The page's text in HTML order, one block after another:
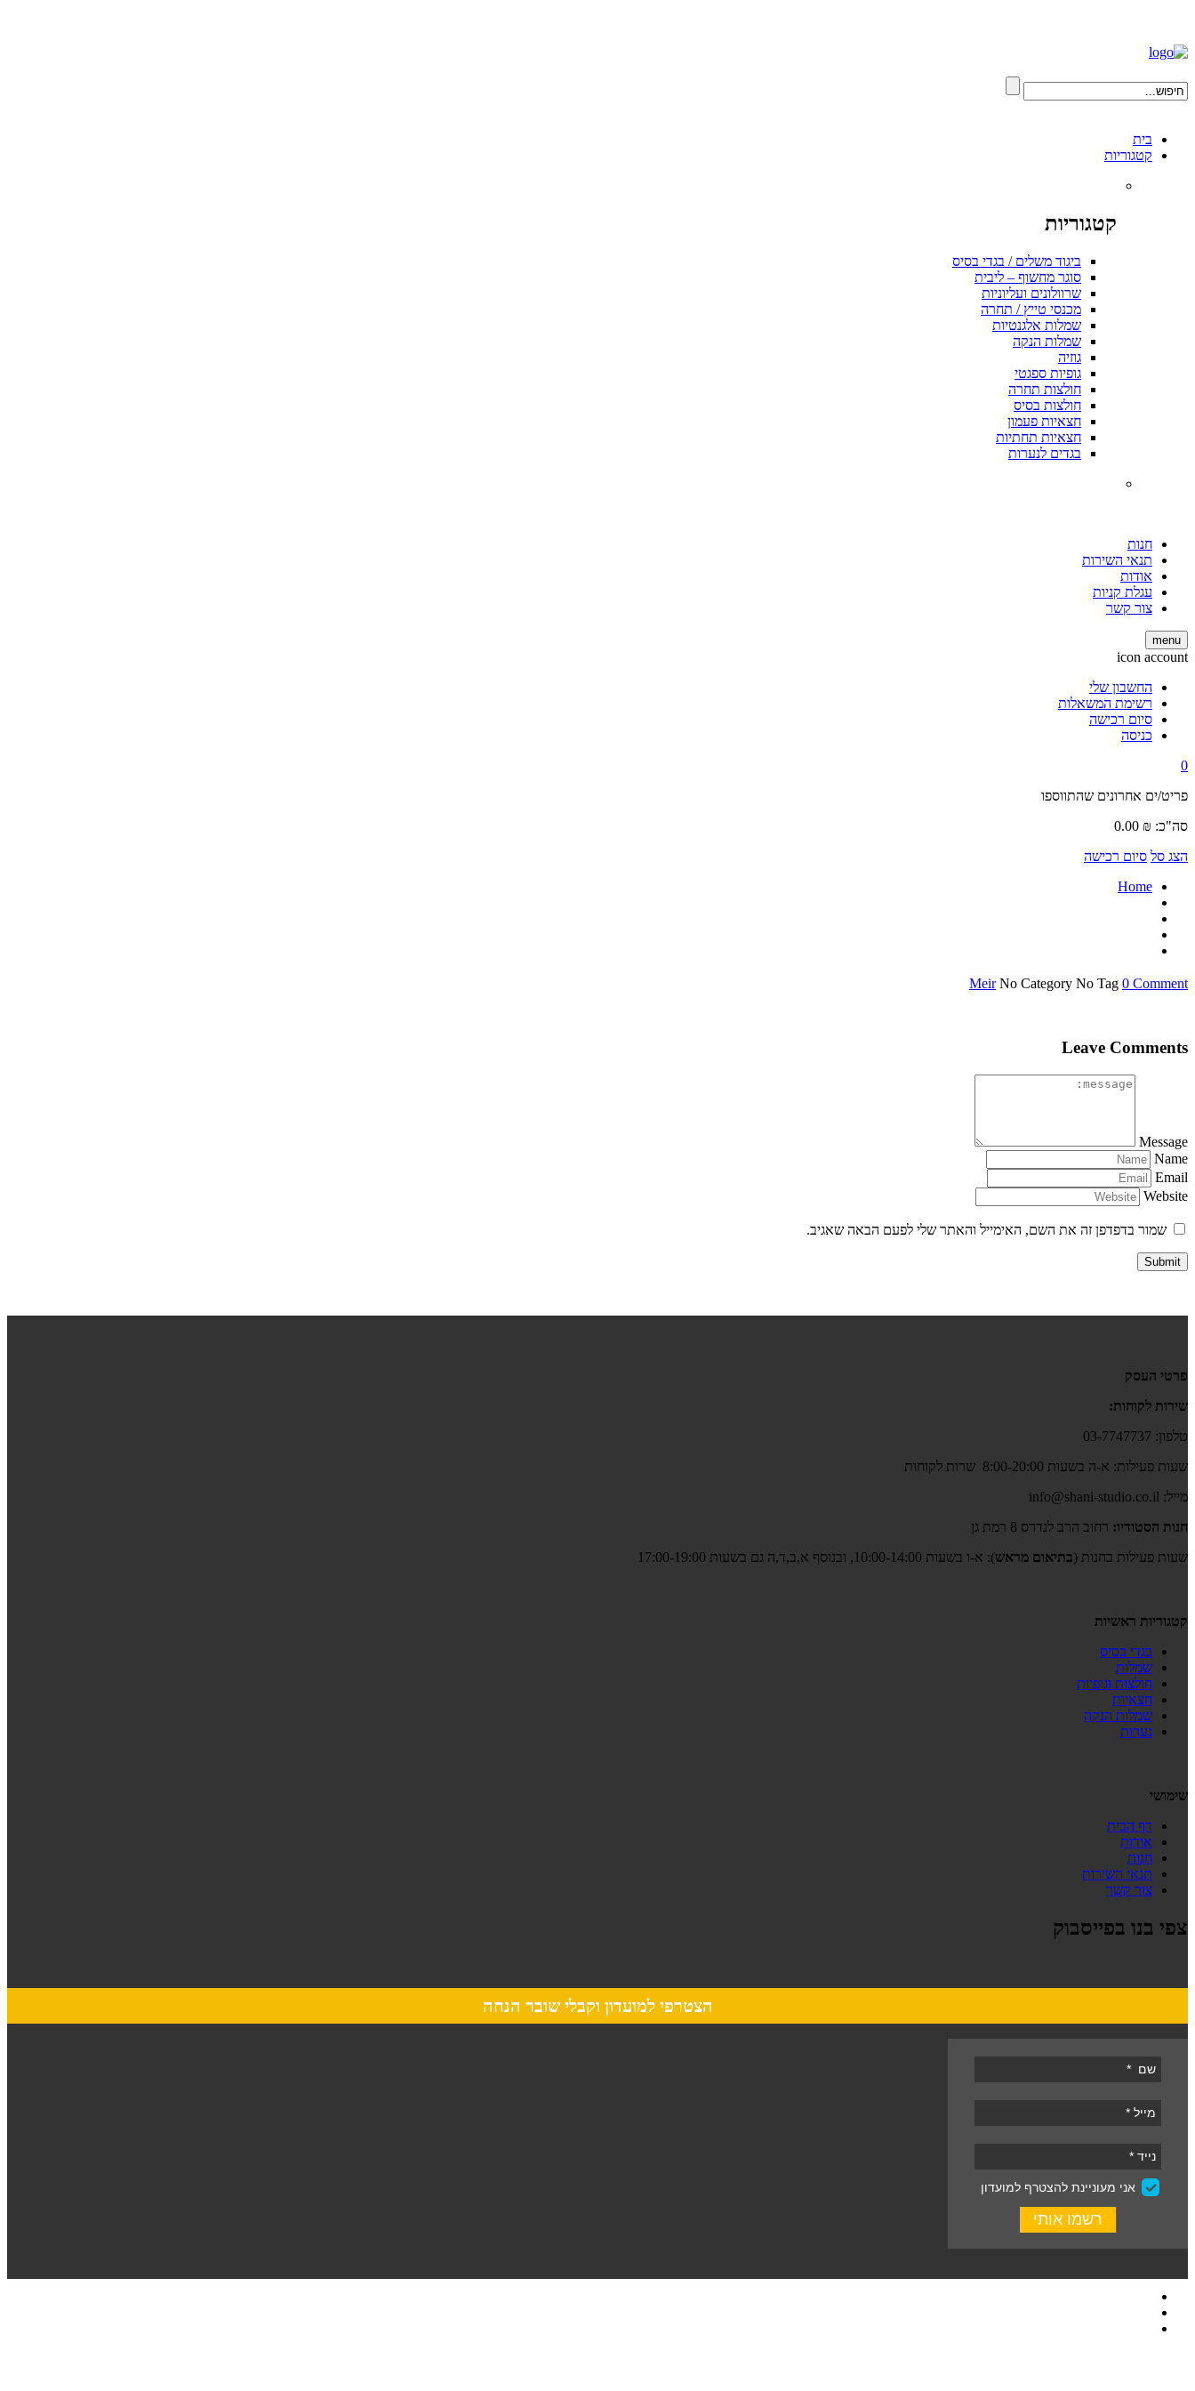
בית
קטגוריות
קטגוריות
ביגוד משלים / בגדי בסיס
סוגר מחשוף – ליבית
שרוולונים ועליוניות
מכנסי טייץ / תחרה
שמלות אלגנטיות
שמלות הנקה
גוזיה
גופיות ספגטי
חולצות תחרה
חולצות בסיס
חצאיות פעמון
חצאיות תחתיות
בגדים לנערות
חנות
תנאי השירות
אודות
עגלת קניות
צור קשר
menu
icon account
החשבון שלי
רשימת המשאלות
סיום רכישה
כניסה
0
פריט/ים אחרונים שהתווספו
סה"כ:
0.00 ₪
הצג סל סיום רכישה
Home
Meir No Category No Tag 0 Comment
Leave Comments
Message
Name
Email
Website
שמור בדפדפן זה את השם, האימייל והאתר שלי לפעם הבאה שאגיב.
פרטי העסק
שירות לקוחות:
טלפון: 03-7747737
שעות פעילות: א-ה בשעות 8:00-20:00 שרות לקוחות
מייל: info@shani-studio.co.il
חנות הסטודיו: רחוב הרב לנדרס 8 רמת גן
שעות פעילות בחנות (בתיאום מראש): א-ו בשעות 10:00-14:00, ובנוסף א,ב,ד,ה גם בשעות 17:00-19:00
קטגוריות ראשיות
בגדי בסיס
שמלות
חולצות וגופיות
חצאיות
שמלות הנקה
נערות
שימושי
דף הבית
אודות
חנות
תנאי השירות
צור קשר
צפי בנו בפייסבוק
הצטרפי למועדון וקבלי שובר הנחה